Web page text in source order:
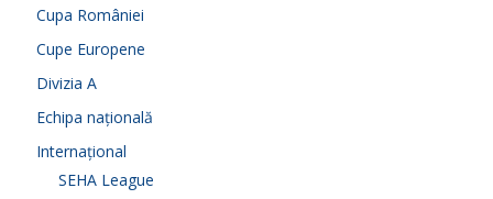
Cupa României
Cupe Europene
Divizia A
Echipa națională
Internațional
SEHA League